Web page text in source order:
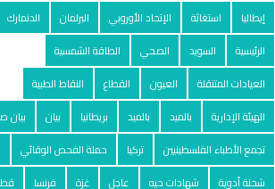
إيطاليا
استغاثة الإتحاد الأوروبي البرلمان
الدنمارك
الرئيسية
السويد الصحي
الطاقة الشمسية
العيادات المتنقلة
العيون القطاع
النقاط الطبية
الهيئة الإدارية
بالميد بالمید بريطانيا بيان
تجمع الأطباء الفلسطينيين
تركيا حملة الفحص الوقائي
شحنة أدوية
شهادات حيه عاجل غزة فرنسا